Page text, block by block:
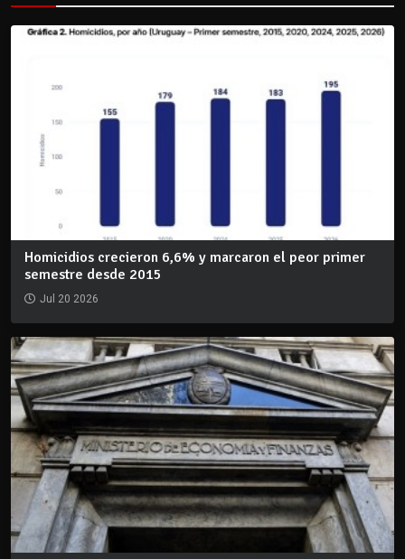
Homicidios crecieron 6,6% y marcaron el peor primer
semestre desde 2015
Jul 20 2026